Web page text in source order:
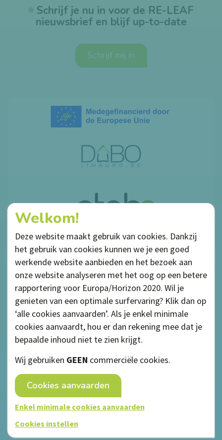
Schrijf je nu in voor de RE-LEAF
nieuwsbrief en blijf up-to-date
Schrijf mij in
Privacybeleid
Algemene voorwaarden
Welkom!
Deze website maakt gebruik van cookies. Dankzij
het gebruik van cookies kunnen we je een goed
werkende website aanbieden en het bezoek aan
onze website analyseren met het oog op een betere
rapportering voor Europa/Horizon 2020. Wil je
genieten van een optimale surfervaring? Klik dan op
‘alle cookies aanvaarden’. Als je enkel minimale
cookies aanvaardt, hou er dan rekening mee dat je
bepaalde inhoud niet te zien krijgt.
Wij gebruiken GEEN commerciële cookies.
Cookies aanvaarden
Enkel minimale cookies aanvaarden
Cookies instellen